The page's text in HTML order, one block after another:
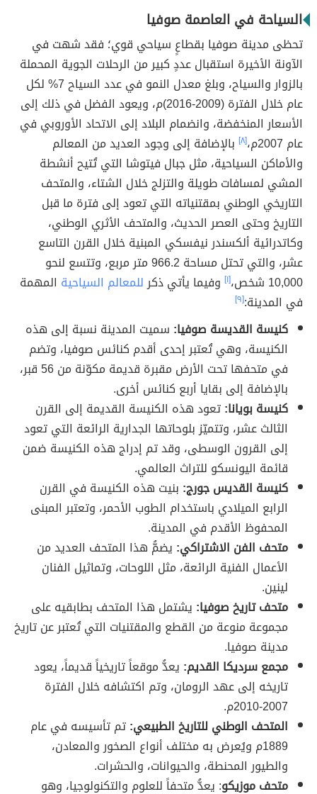
السياحة في العاصمة صوفيا
تحظى مدينة صوفيا بقطاعٍ سياحي قوي؛ فقد شهت في
الآونة الأخيرة استقبال عددٍ كبير من الرحلات الجوية المحملة
بالزوار والسياح، وبلغ معدل النمو في عدد السياح 7% لكل
عام خلال الفترة (2009-2016)م، ويعود الفضل في ذلك إلى
الأسعار المنخفضة، وانضمام البلاد إلى الاتحاد الأوروبي في
عام 2007م،
[٨]
بالإضافة إلى وجود العديد من المعالم
والأماكن السياحية، مثل جبال فيتوشا التي تُتيح أنشطة
المشي لمسافات طويلة والتزلج خلال الشتاء، والمتحف
التاريخي الوطني بمقتنياته التي تعود إلى فترة ما قبل
التاريخ وحتى العصر الحديث، والمتحف الأثري الوطني،
وكاتدرائية ألكسندر نيفسكي المبنية خلال القرن التاسع
عشر، والتي تحتل مساحة 966.2 متر مربع، وتتسع لنحو
10,000 شخص،
[١] وفيما يأتي ذكرللمعالم السياحية المهمة
في المدينة:[٩]
كنيسة القديسة صوفيا: سميت المدينة نسبة إلى هذه
الكنيسة، وهي تُعتبر إحدى أقدم كنائس صوفيا، وتضم
في متحفها تحت الأرض مقبرة قديمة مكوّنة من 56 قبر،
بالإضافة إلى بقايا أربع كنائس أخرى.
كنيسة بويانا:تعود هذه الكنيسة القديمة إلى القرن
الثالث عشر، وتتميّز بلوحاتها الجدارية الرائعة التي تعود
إلى القرون الوسطى، وقد تم إدراج هذه الكنيسة ضمن
قائمة اليونسكو للتراث العالمي.
كنيسة القديس جورج: بنيت هذه الكنيسة في القرن
الرابع الميلادي باستخدام الطوب الأحمر، وتعتبر المبنى
المحفوظ الأقدم في المدينة.
متحف الفن الاشتراكي: يضمُّ هذا المتحف العديد من
الأعمال الفنية الرائعة، مثل اللوحات، وتماثيل الفنان
لينين.
متحف تاريخ صوفيا: يشتمل هذا المتحف بطابقيه على
مجموعة منوعة من القطع والمقتنيات التي تُعتبر عن تاريخ
مدينة صوفيا.
مجمع سرديكا القديم: يعدُّ موقعاً تاريخياً قديماً، يعود
تاريخه إلى عهد الرومان، وتم اكتشافه خلال الفترة
2007-2010م.
المتحف الوطني للتاريخ الطبيعي:تم تأسيسه في عام
1889م ويُعرض به مختلف أنواع الصخور والمعادن،
والطيور المحنطة، والحيوانات، والحشرات.
متحف موزيكو: يعدُّ متحفاً للعلوم والتكنولوجيا، وهو